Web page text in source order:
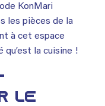
KonMari
les pièces de la
à cet espace
qu’est la cuisine !
LE